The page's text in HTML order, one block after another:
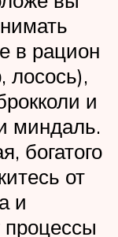
в рацион
лосось),
и
миндаль.
богатого
от
и
процессы